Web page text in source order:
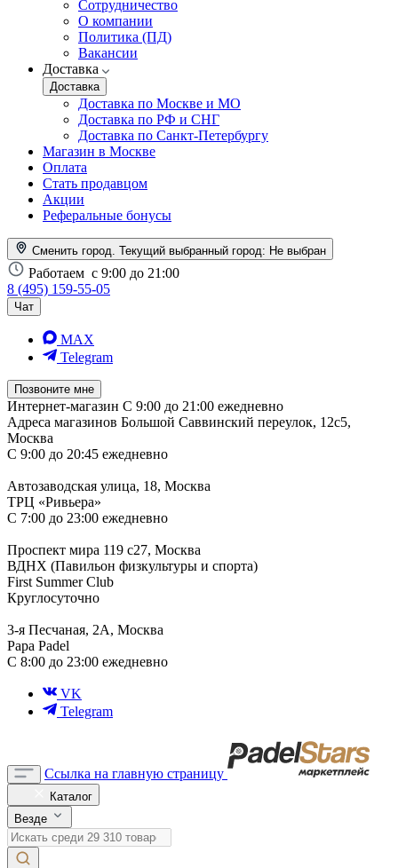
Сотрудничество
О компании
Политика (ПД)
Вакансии
Доставка
Доставка
Доставка по Москве и МО
Доставка по РФ и СНГ
Доставка по Санкт-Петербургу
Магазин в Москве
Оплата
Стать продавцом
Акции
Реферальные бонусы
Сменить город. Текущий выбранный город: Не выбран
Работаем с 9:00 до 21:00
8 (495) 159-55-05
Чат
MAX
Telegram
Позвоните мне
Интернет-магазин С 9:00 до 21:00 ежедневно
Адреса магазинов Большой Саввинский переулок, 12с5,
Москва
С 9:00 до 20:45 ежедневно
Автозаводская улица, 18, Москва
ТРЦ «Ривьера»
С 7:00 до 23:00 ежедневно
Проспект мира 119 с27, Москва
ВДНХ (Павильон физкультуры и спорта)
First Summer Club
Круглосуточно
3-я Песчаная, 2А, Москва
Papa Padel
С 8:00 до 23:00 ежедневно
VK
Telegram
Ссылка на главную страницу
Каталог
Везде